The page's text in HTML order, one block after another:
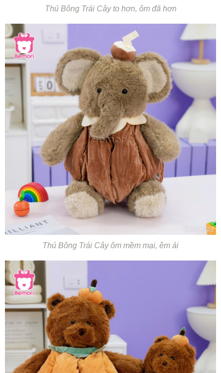
Thú Bông Trái Cây to hơn, ôm đã hơn
Thú Bông Trái Cây ôm mềm mại, êm ái